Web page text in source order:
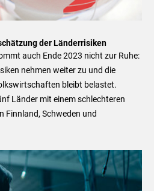
der Länderrisiken
auch Ende 2023 nicht zur Ruhe:
nehmen weiter zu und die
bleibt belastet.
Länder mit einem schlechteren
Finnland, Schweden und